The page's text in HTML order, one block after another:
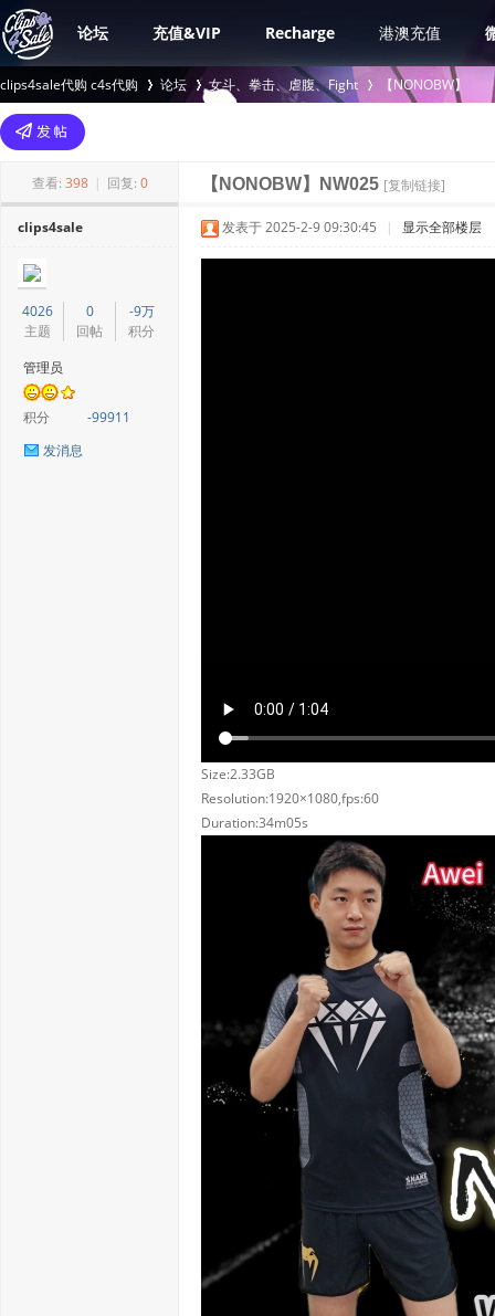
论坛 充值&VIP Recharge 港澳充值
clips4sale代购 c4s代购
>
论坛 女斗、拳击、虐腹、Fight
›
【NONOBW】
查看: 398 | 回复: 0 【NONOBW】NW025 [复制链接]
clips4sale
4026
主题
0
回帖
-9万
积分
管理员
积分
-99911
发消息
发表于 2025-2-9 09:30:45 | 显示全部楼层
Size:2.33GB
Resolution:1920×1080,fps:60
Duration:34m05s